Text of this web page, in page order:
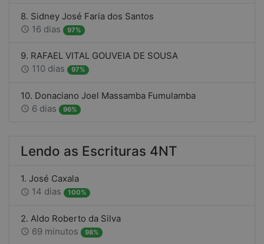
8. Sidney José Faria dos Santos
access_time 16 dias 97%
9. RAFAEL VITAL GOUVEIA DE SOUSA
access_time 110 dias 97%
10. Donaciano Joel Massamba Fumulamba
access_time 6 dias 96%
Lendo as Escrituras 4NT
1. José Caxala
access_time 14 dias 100%
2. Aldo Roberto da Silva
access_time 69 minutos 98%